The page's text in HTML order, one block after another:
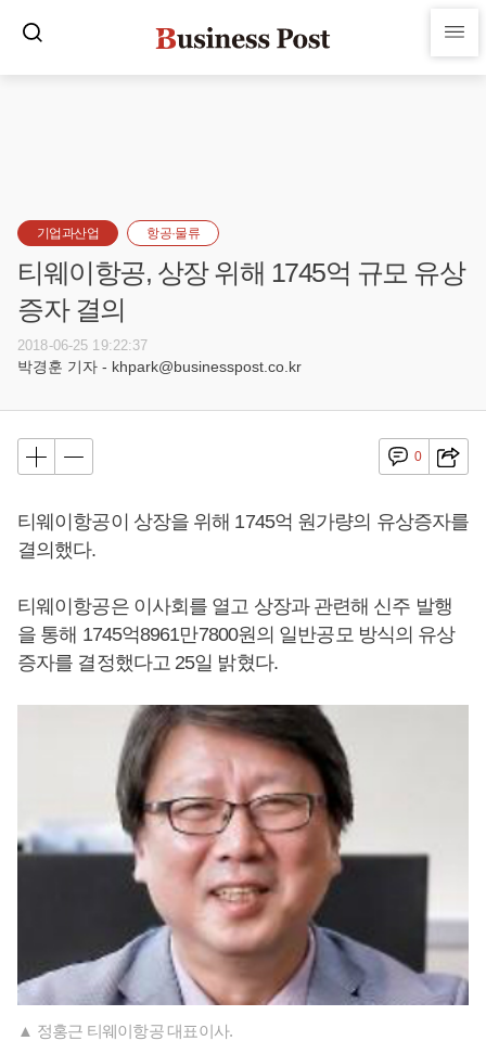
기업과산업 항공·물류
티웨이항공, 상장 위해 1745억 규모 유상
증자 결의
2018-06-25 19:22:37
박경훈 기자 - khpark@businesspost.co.kr
0
티웨이항공이 상장을 위해 1745억 원가량의 유상증자를
결의했다.
티웨이항공은 이사회를 열고 상장과 관련해 신주 발행
을 통해 1745억8961만7800원의 일반공모 방식의 유상
증자를 결정했다고 25일 밝혔다.
▲ 정홍근 티웨이항공 대표이사.